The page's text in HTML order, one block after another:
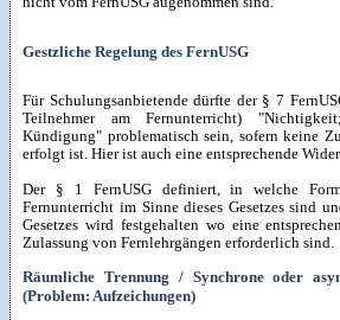
Gestzliche Regelung des FernUSG
Für Schulungsanbietende dürfte der § 7
Teilnehmer am Fernunterricht)
Kündigung" problematisch sein, sofern keine
erfolgt ist. Hier ist auch eine entsprechende
Der § 1 FernUSG definiert, in welche
Fernunterricht im Sinne dieses Gesetzes sind
Gesetzes wird festgehalten wo eine
Zulassung von Fernlehrgängen erforderlich sind.
Räumliche Trennung / Synchrone oder
(Problem: Aufzeichungen)